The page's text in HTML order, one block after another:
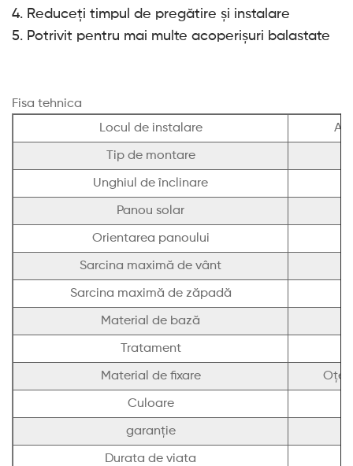
4. Reduceți timpul de pregătire și instalare
5. Potrivit pentru mai multe acoperișuri balastate
Fisa tehnica
Locul de instalare
Tip de montare
Unghiul de înclinare
Panou solar
Orientarea panoului
Sarcina maximă de vânt
Sarcina maximă de zăpadă
Material de bază
Tratament
Material de fixare Oțel
Culoare
garanție
Durata de viata